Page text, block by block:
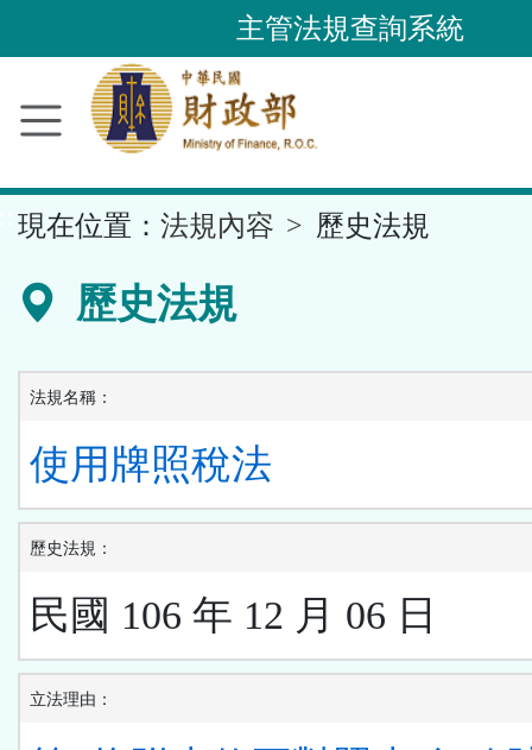
到
要
容
區
主管法規查詢系統
現在位置： 法規內容 歷史法規
歷史法規
法規名稱：
使用牌照稅法
歷史法規：
民國 106 年 12 月 06 日
立法理由：